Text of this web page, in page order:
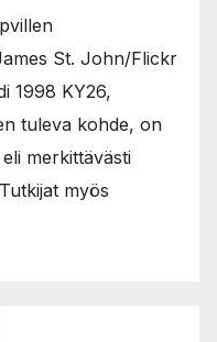
St. John/Flickr
1998 KY26,
tuleva kohde, on
merkittävästi
myös